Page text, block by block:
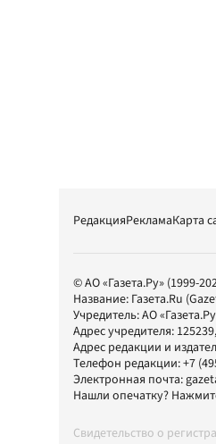
РедакцияРекламаКарта
© АО «Газета.Ру» (1999-
Название: Газета.Ru
Учредитель:АО
Адрес учредителя:
Адрес редакции и
Телефон редакции:+7
Электронная почта:
Нашли опечатку?
Свидетельство о